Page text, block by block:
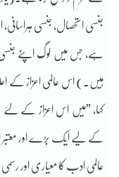
جنسی استحصال، جنسی
ہے، جس میں لوگ اپنے
ہیں۔) اس عالمی اعزاز کے
کہا، ”میں اس اعزاز کے
کے لیے ایک بڑے اور معتبر
عالمی ادب کا معیاری اور